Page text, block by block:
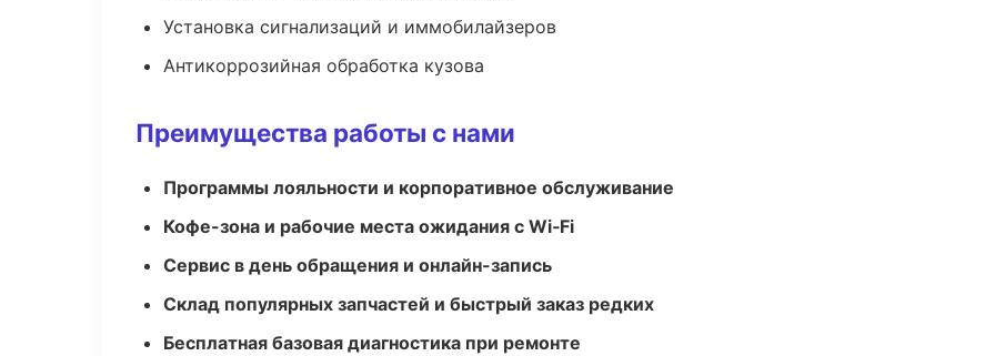
Установка сигнализаций и иммобилайзеров
Антикоррозийная обработка кузова
Преимущества работы с нами
Программы лояльности и корпоративное обслуживание
Кофе-зона и рабочие места ожидания с Wi‑Fi
Сервис в день обращения и онлайн-запись
Склад популярных запчастей и быстрый заказ редких
Бесплатная базовая диагностика при ремонте